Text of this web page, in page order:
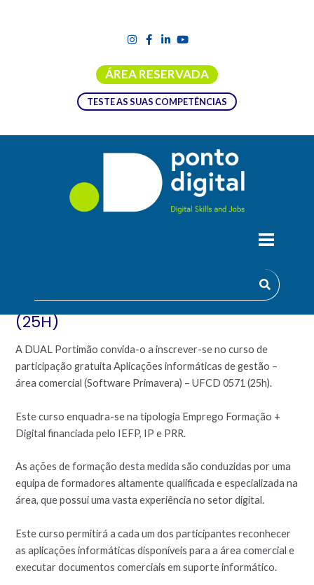
ÁREA RESERVADA
TESTE AS SUAS COMPETÊNCIAS
FORMAÇÃO EMPREGO + DIGITAL |
(SOFTWARE PRIMAVERA) – UFCD 0571
(25H)
A DUAL Portimão convida-o a inscrever-se no curso de
participação gratuita Aplicações informáticas de gestão –
área comercial (Software Primavera) – UFCD 0571 (25h).
Este curso enquadra-se na tipologia Emprego Formação +
Digital financiada pelo IEFP, IP e PRR.
As ações de formação desta medida são conduzidas por uma
equipa de formadores altamente qualificada e especializada na
área, que possui uma vasta experiência no setor digital.
Este curso permitirá a cada um dos participantes reconhecer
as aplicações informáticas disponíveis para a área comercial e
executar documentos comerciais em suporte informático.